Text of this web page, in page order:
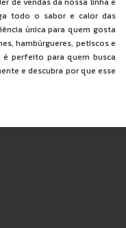
todo o sabor e calor das
única para quem gosta
hambúrgueres, petiscos e
perfeito para quem busca
e descubra por que esse